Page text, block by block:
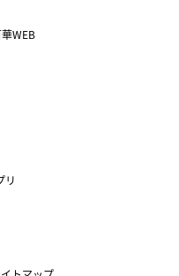
ホワイトデー
WEB
リ